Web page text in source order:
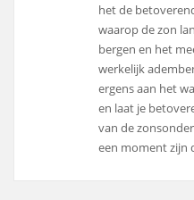
het de
waarop de zon
bergen en het
werkelijk
ergens aan het
en laat je
van de
een moment zijn